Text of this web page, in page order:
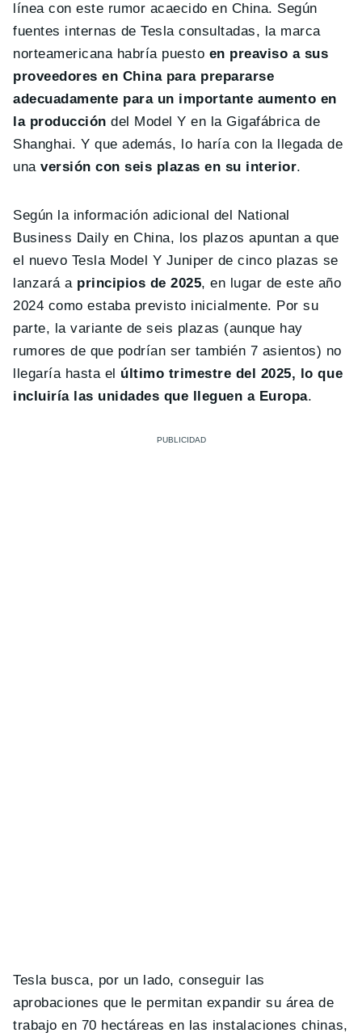
línea con este rumor acaecido en China. Según
fuentes internas de Tesla consultadas, la marca
norteamericana habría puesto en preaviso a sus
proveedores en China para prepararse
adecuadamente para un importante aumento en
la producción del Model Y en la Gigafábrica de
Shanghai. Y que además, lo haría con la llegada de
unaversión con seis plazas en su interior.
Según la información adicional del National
Business Daily en China, los plazos apuntan a que
el nuevo Tesla Model Y Juniper de cinco plazas se
lanzará a principios de 2025, en lugar de este año
2024 como estaba previsto inicialmente. Por su
parte, la variante de seis plazas (aunque hay
rumores de que podrían ser también 7 asientos) no
llegaría hasta el último trimestre del 2025, lo que
incluiría las unidades que lleguen a Europa.
Tesla busca, por un lado, conseguir las
aprobaciones que le permitan expandir su área de
trabajo en 70 hectáreas en las instalaciones chinas,